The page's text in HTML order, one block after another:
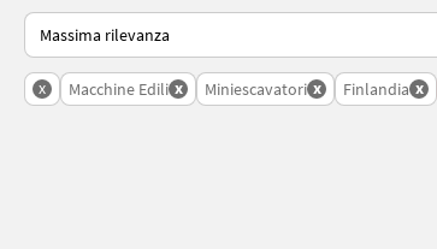
Ecco come viene ordinato su Landwirt.com
x Macchine Edili x Miniescavatori x Finlandia x